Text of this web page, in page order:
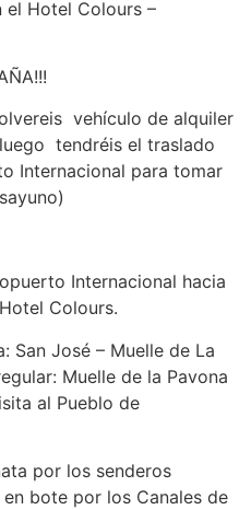
el Hotel Colours –
vehículo de alquiler
tendréis el traslado
Internacional para tomar
Internacional hacia
Colours.
San José – Muelle de La
Muelle de la Pavona
al Pueblo de
por los senderos
bote por los Canales de